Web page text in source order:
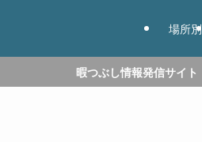
場所別
暇つぶし情報発信サイト